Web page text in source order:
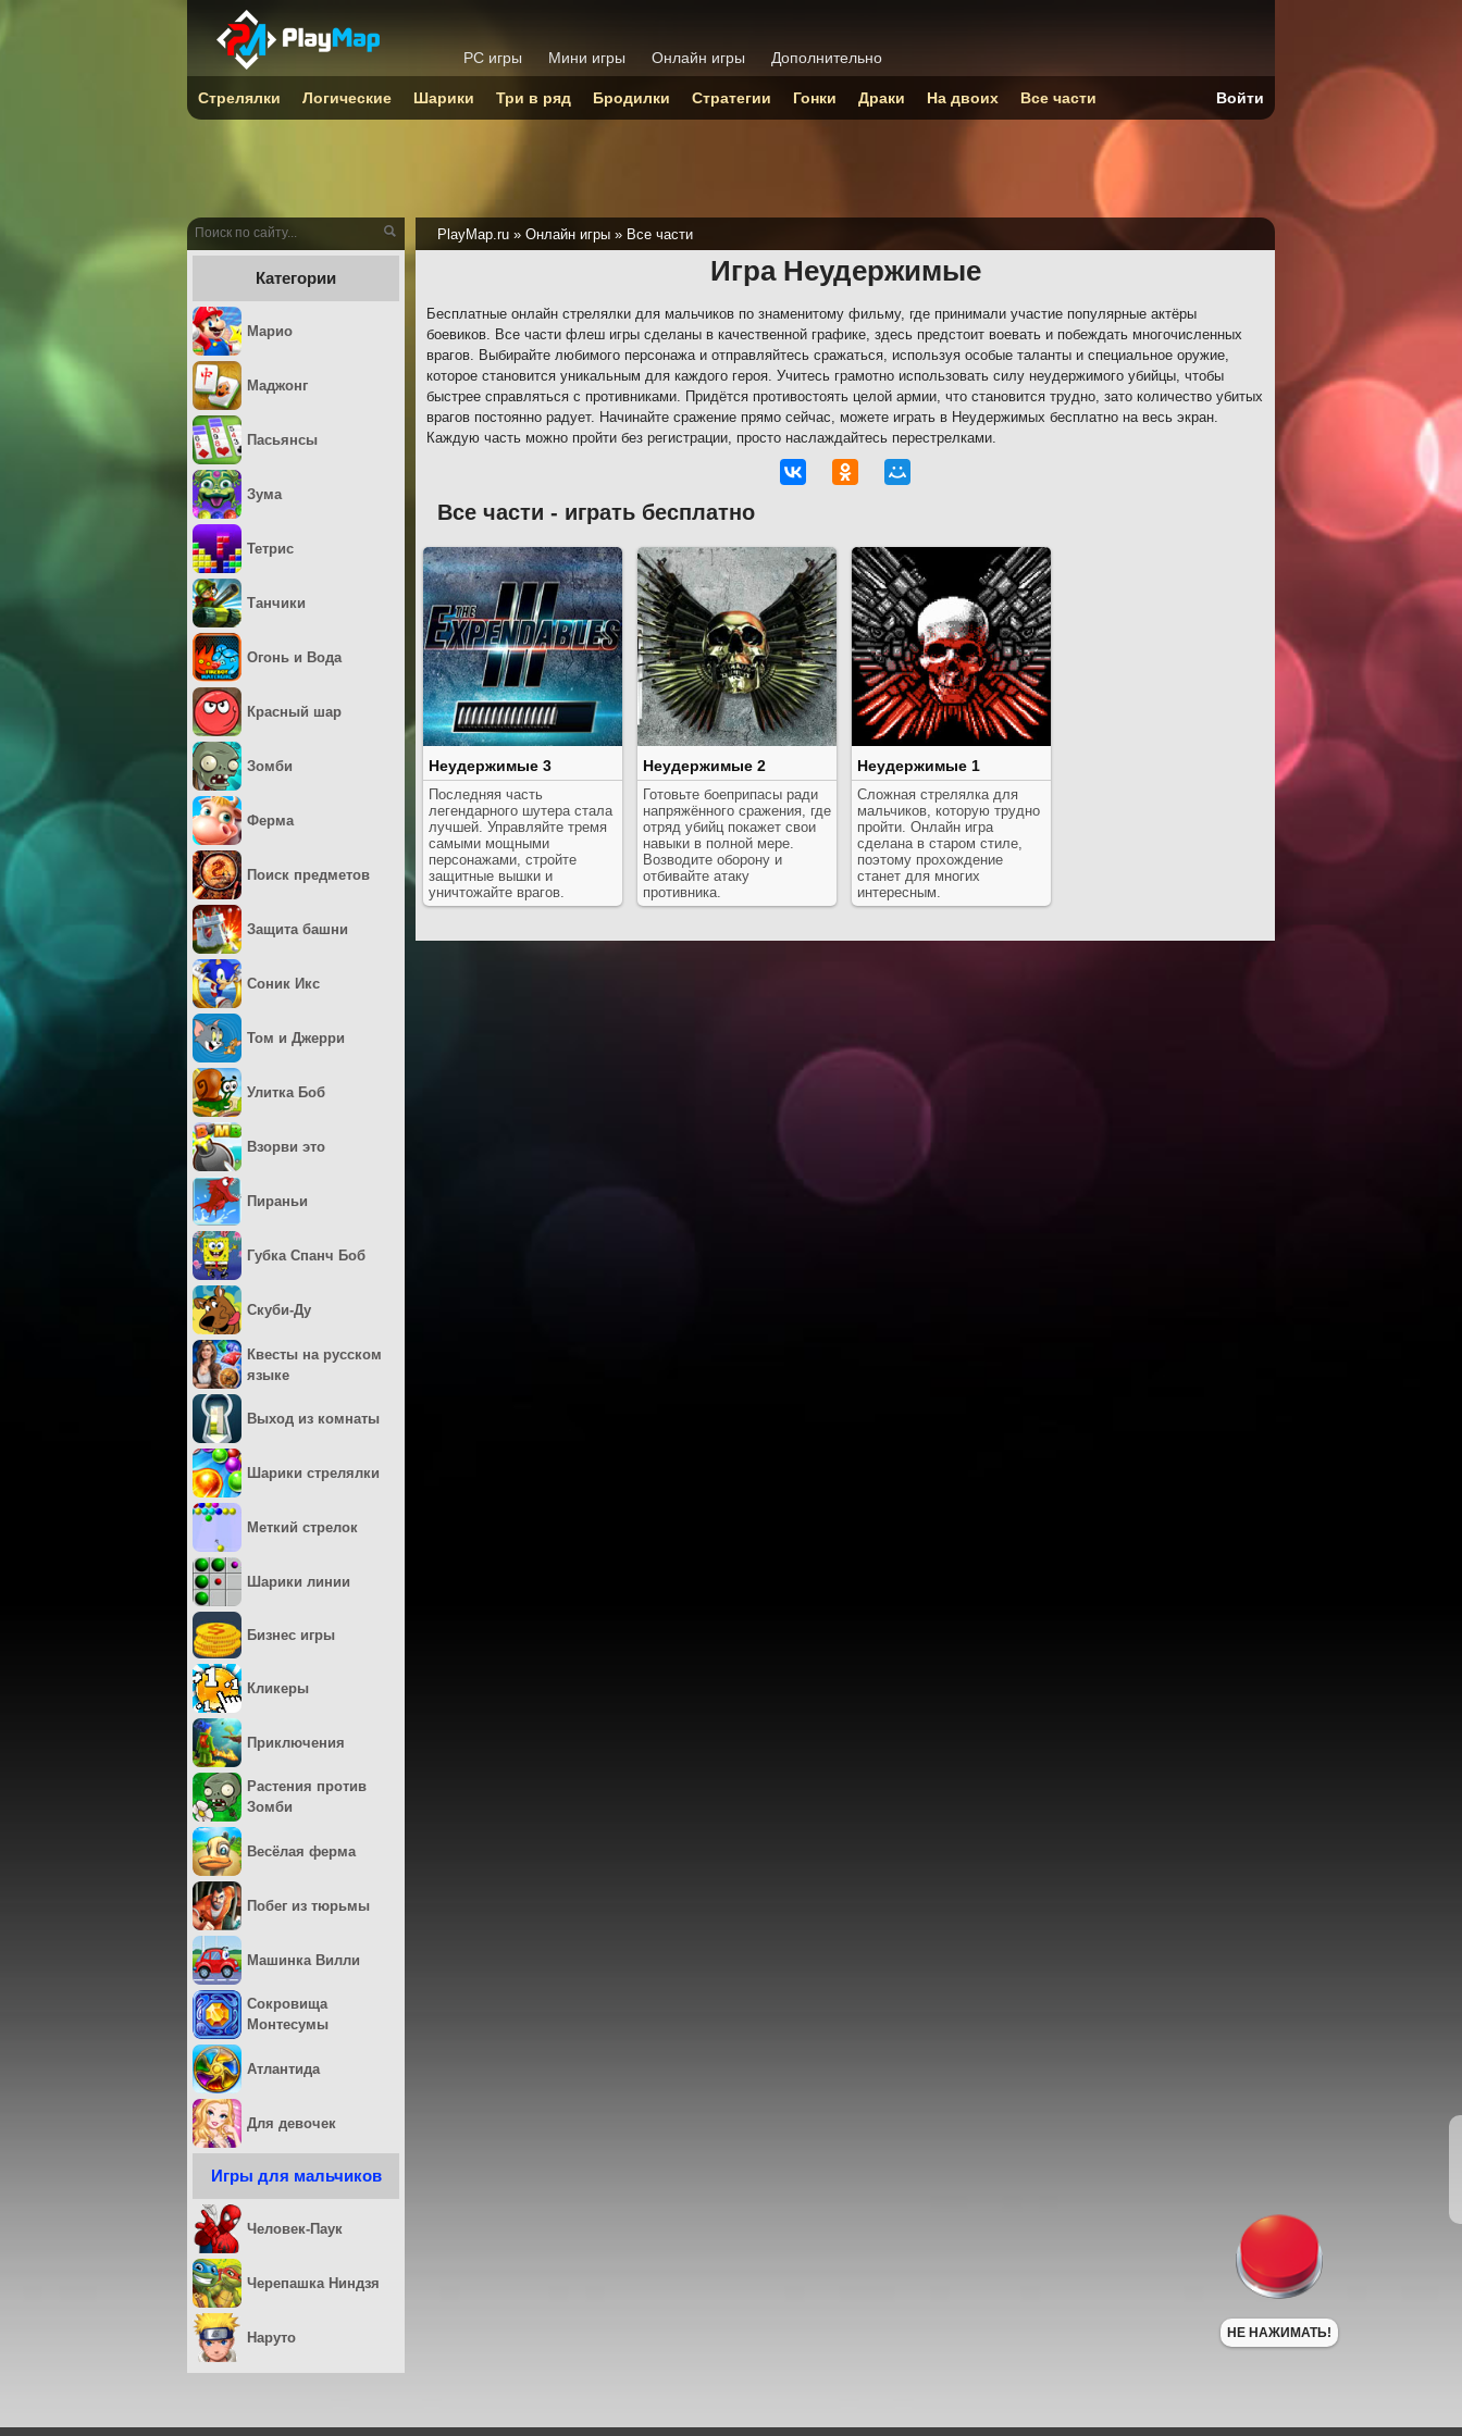
PlayMap.ru » Онлайн игры » Все части
Игра Неудержимые
Бесплатные онлайн стрелялки для мальчиков по знаменитому фильму, где принимали участие популярные актёры
боевиков. Все части флеш игры сделаны в качественной графике, здесь предстоит воевать и побеждать многочисленных
врагов. Выбирайте любимого персонажа и отправляйтесь сражаться, используя особые таланты и специальное оружие,
которое становится уникальным для каждого героя. Учитесь грамотно использовать силу неудержимого убийцы, чтобы
быстрее справляться с противниками. Придётся противостоять целой армии, что становится трудно, зато количество убитых
врагов постоянно радует. Начинайте сражение прямо сейчас, можете играть в Неудержимых бесплатно на весь экран.
Каждую часть можно пройти без регистрации, просто наслаждайтесь перестрелками.
Все части - играть бесплатно
Неудержимые 3
Последняя часть
легендарного шутера стала
лучшей. Управляйте тремя
самыми мощными
персонажами, стройте
защитные вышки и
уничтожайте врагов.
Неудержимые 2
Готовьте боеприпасы ради
напряжённого сражения, где
отряд убийц покажет свои
навыки в полной мере.
Возводите оборону и
отбивайте атаку
противника.
Неудержимые 1
Сложная стрелялка для
мальчиков, которую трудно
пройти. Онлайн игра
сделана в старом стиле,
поэтому прохождение
станет для многих
интересным.
Категории
Марио
Маджонг
Пасьянсы
Зума
Тетрис
Танчики
Огонь и Вода
Красный шар
Зомби
Ферма
Поиск предметов
Защита башни
Соник Икс
Том и Джерри
Улитка Боб
Взорви это
Пираньи
Губка Спанч Боб
Скуби-Ду
Квесты на русском
языке
Выход из комнаты
Шарики стрелялки
Меткий стрелок
Шарики линии
Бизнес игры
Кликеры
Приключения
Растения против
Зомби
Весёлая ферма
Побег из тюрьмы
Машинка Вилли
Сокровища
Монтесумы
Атлантида
Для девочек
Игры для мальчиков
Человек-Паук
Черепашка Ниндзя
Наруто
PC игры Мини игры Онлайн игры Дополнительно
Стрелялки Логические Шарики Три в ряд Бродилки Стратегии Гонки Драки На двоих Все части Войти
НЕ НАЖИМАТЬ!